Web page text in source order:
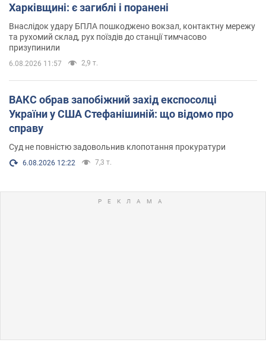
Харківщині: є загиблі і поранені
Внаслідок удару БПЛА пошкоджено вокзал, контактну мережу
та рухомий склад, рух поїздів до станції тимчасово
призупинили
6.08.2026 11:57 2,9 т.
ВАКС обрав запобіжний захід експосолці
України у США Стефанішиній: що відомо про
справу
Суд не повністю задовольнив клопотання прокуратури
6.08.2026 12:22 7,3 т.